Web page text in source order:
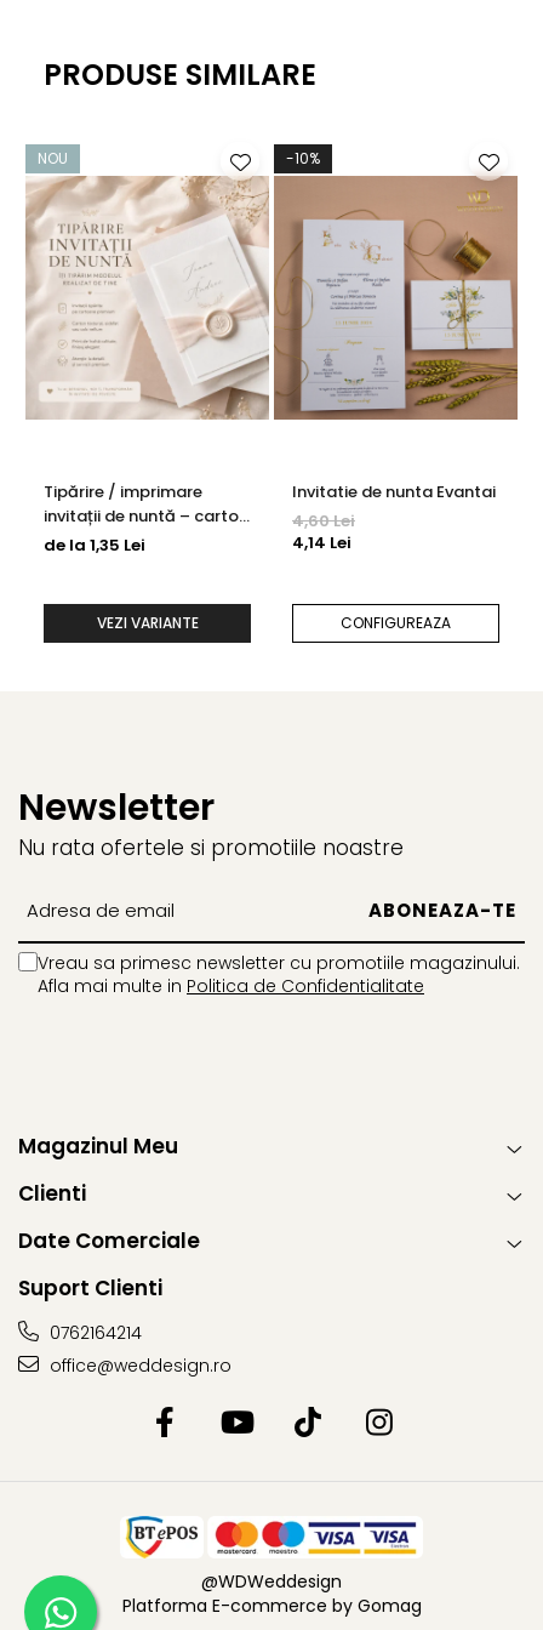
PRODUSE SIMILARE
NOU
Tipărire / imprimare
invitații de nuntă – carton
texturat, sidefat și calc
de la 1,35 Lei
VEZI VARIANTE
-10%
Invitatie de nunta Evantai
4,60 Lei
4,14 Lei
CONFIGUREAZA
Newsletter
Nu rata ofertele si promotiile noastre
Vreau sa primesc newsletter cu promotiile magazinului.
Afla mai multe in Politica de Confidentialitate
Magazinul Meu
Clienti
Date Comerciale
Suport Clienti
0762164214
office@weddesign.ro
@WDWeddesign
Platforma E-commerce by Gomag